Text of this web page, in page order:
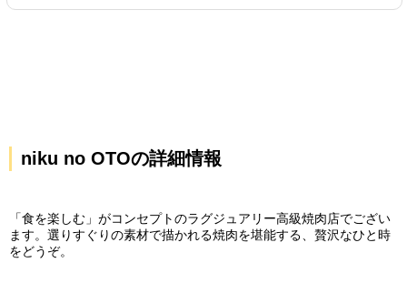
niku no OTOの詳細情報
「食を楽しむ」がコンセプトのラグジュアリー高級焼肉店でござい
ます。選りすぐりの素材で描かれる焼肉を堪能する、贅沢なひと時
をどうぞ。